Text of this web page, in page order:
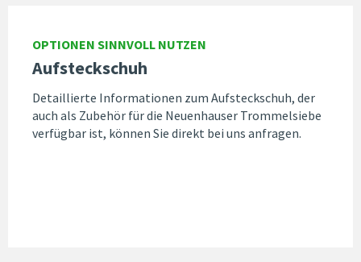
OPTIONEN SINNVOLL NUTZEN
Aufsteckschuh
Detaillierte Informationen zum Aufsteckschuh, der
auch als Zubehör für die Neuenhauser Trommelsiebe
verfügbar ist, können Sie direkt bei uns anfragen.